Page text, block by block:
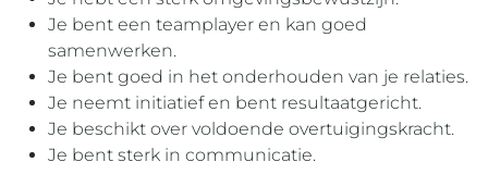
Je bent een teamplayer en kan goed
samenwerken.
Je bent goed in het onderhouden van je relaties.
Je neemt initiatief en bent resultaatgericht.
Je beschikt over voldoende overtuigingskracht.
Je bent sterk in communicatie.